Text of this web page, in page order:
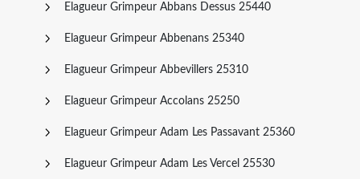
Elagueur Grimpeur Abbans Dessus 25440
Elagueur Grimpeur Abbenans 25340
Elagueur Grimpeur Abbevillers 25310
Elagueur Grimpeur Accolans 25250
Elagueur Grimpeur Adam Les Passavant 25360
Elagueur Grimpeur Adam Les Vercel 25530